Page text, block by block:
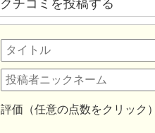
クチコミを投稿する
評価（任意の点数をクリック）